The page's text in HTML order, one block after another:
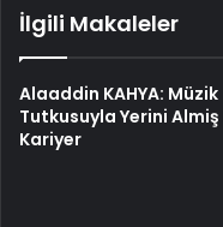
İlgili Makaleler
Alaaddin KAHYA: Müzik
Tutkusuyla Yerini Almiş
Kariyer